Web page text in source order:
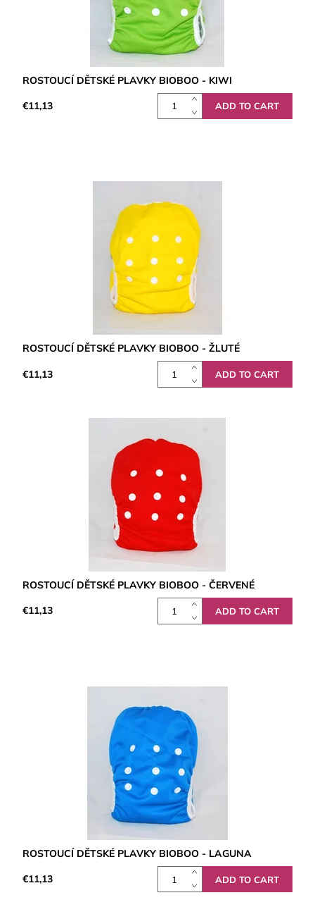
ROSTOUCÍ DĚTSKÉ PLAVKY BIOBOO - KIWI
€11,13
ROSTOUCÍ DĚTSKÉ PLAVKY BIOBOO - ŽLUTÉ
€11,13
ROSTOUCÍ DĚTSKÉ PLAVKY BIOBOO - ČERVENÉ
€11,13
ROSTOUCÍ DĚTSKÉ PLAVKY BIOBOO - LAGUNA
€11,13